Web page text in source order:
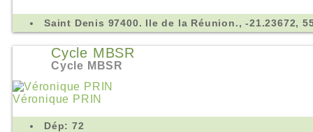
Saint Denis 97400. Ile de la Réunion., -21.23672,
Cycle MBSR
Cycle MBSR
Véronique PRIN
Dép: 72